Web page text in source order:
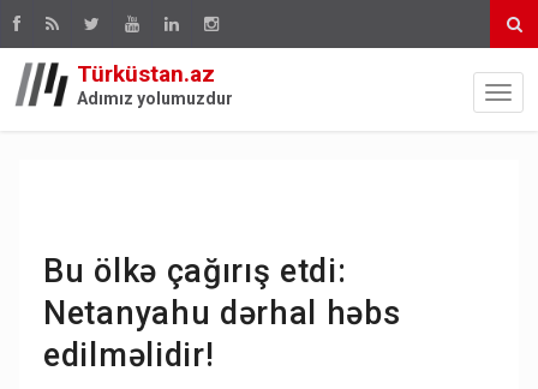
Türküstan.az
Adımız yolumuzdur
Bu ölkə çağırış etdi:
Netanyahu dərhal həbs
edilməlidir!